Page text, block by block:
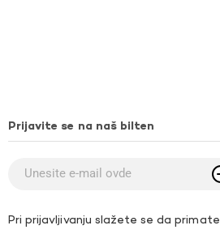
Prijavite se na naš bilten
Pri prijavljivanju slažete se da primate